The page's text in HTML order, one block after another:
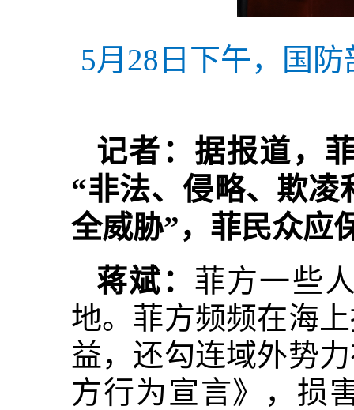
5月28日下午，国
记者：据报道，
“非法、侵略、欺凌
全威胁”，菲民众应
蒋斌： 菲方一些
地。菲方频频在海
益，还勾连域外势
方行为宣言》，损